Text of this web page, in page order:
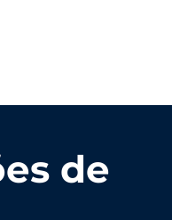
de